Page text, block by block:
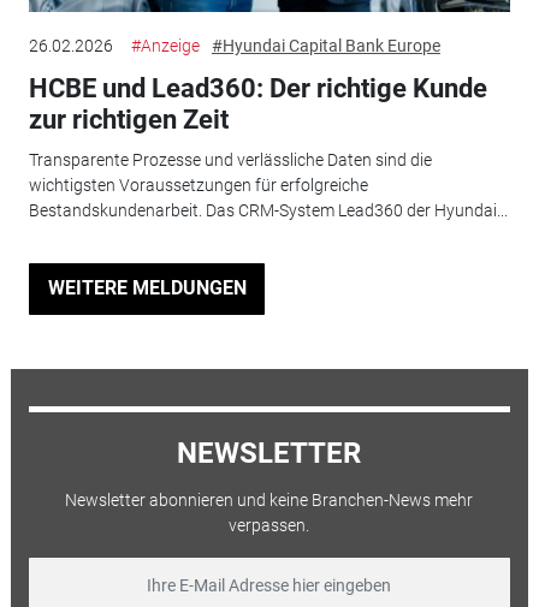
26.02.2026 #Anzeige #Hyundai Capital Bank Europe
HCBE und Lead360: Der richtige Kunde
zur richtigen Zeit
Transparente Prozesse und verlässliche Daten sind die
wichtigsten Voraussetzungen für erfolgreiche
Bestandskundenarbeit. Das CRM-System Lead360 der Hyundai...
WEITERE MELDUNGEN
NEWSLETTER
Newsletter abonnieren und keine Branchen-News mehr
verpassen.